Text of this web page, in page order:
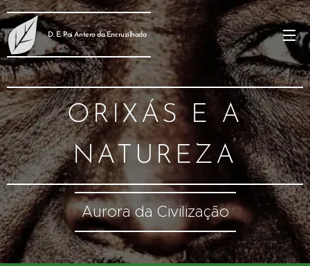
D. E. Pai Antero da Encruzilhada
ORIXÁS E A
NATUREZA
Aurora da Civilização